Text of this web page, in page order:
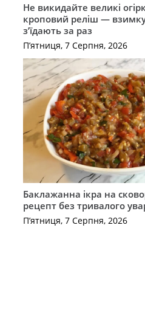
Не викидайте великі
кроповий реліш —
з’їдають за раз
П’ятниця, 7 Серпня, 2026
Баклажанна ікра на
рецепт без тривалого
П’ятниця, 7 Серпня, 2026